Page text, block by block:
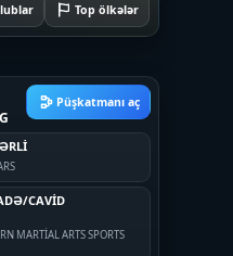
Top ölkələr
Püşkatmanı aç
CAVİD
MARTİAL ARTS SPORTS